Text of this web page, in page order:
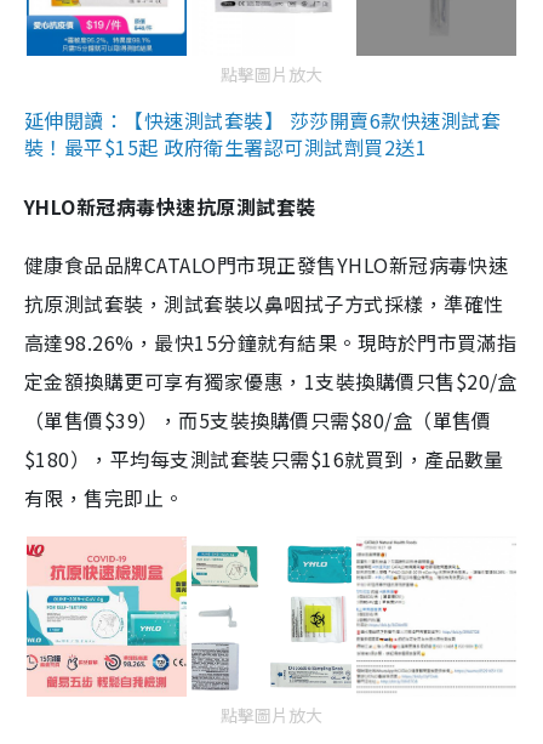
點擊圖片放大
延伸閱讀：【快速測試套裝】 莎莎開賣6款快速測試套
裝！最平$15起 政府衛生署認可測試劑買2送1
YHLO新冠病毒快速抗原測試套裝
健康食品品牌CATALO門市現正發售YHLO新冠病毒快速
抗原測試套裝，測試套裝以鼻咽拭子方式採樣，準確性
高達98.26%，最快15分鐘就有結果。現時於門市買滿指
定金額換購更可享有獨家優惠，1支裝換購價只售$20/盒
（單售價$39），而5支裝換購價只需$80/盒（單售價
$180），平均每支測試套裝只需$16就買到，產品數量
有限，售完即止。
點擊圖片放大